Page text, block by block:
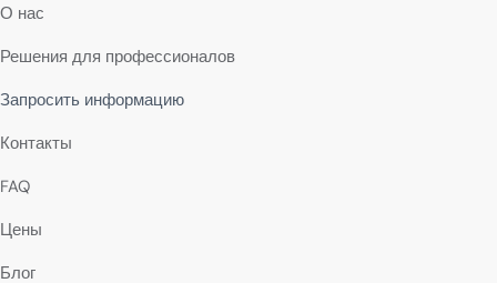
О нас
Решения для профессионалов
Запросить информацию
Контакты
FAQ
Цены
Блог